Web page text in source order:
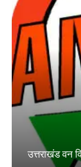
उत्तराखंड वन